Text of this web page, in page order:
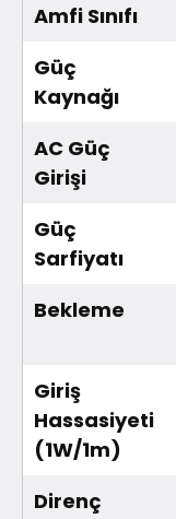
Amfi Sınıfı
Güç
Kaynağı
AC Güç
Girişi
Güç
Sarfiyatı
Bekleme
Giriş
Hassasiyeti
(1W/1m)
Direnç